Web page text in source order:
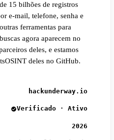
15 bilhões de registros
e-mail, telefone, senha e
ferramentas para
agora aparecem no
deles, e estamos
deles no GitHub.
hackunderway.io
Verificado · Ativo
2026